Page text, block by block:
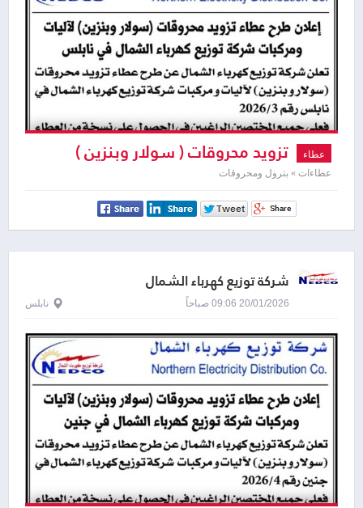
عطاء تزويد محروقات ( سولار وبنزين )
لآليات ومركبات شركة توزيع كهرباء الشمال
في نابلس
عطاءات » بترول ومحروقات
شركة توزيع كهرباء الشمال
20/01/2026 09:06 صباحاً نابلس